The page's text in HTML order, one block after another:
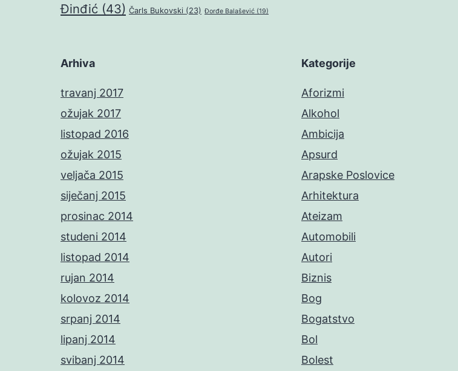
Đinđić (43) Čarls Bukovski (23) Đorđe Balašević (19)
Arhiva
travanj 2017
ožujak 2017
listopad 2016
ožujak 2015
veljača 2015
siječanj 2015
prosinac 2014
studeni 2014
listopad 2014
rujan 2014
kolovoz 2014
srpanj 2014
lipanj 2014
svibanj 2014
Kategorije
Aforizmi
Alkohol
Ambicija
Apsurd
Arapske Poslovice
Arhitektura
Ateizam
Automobili
Autori
Biznis
Bog
Bogatstvo
Bol
Bolest